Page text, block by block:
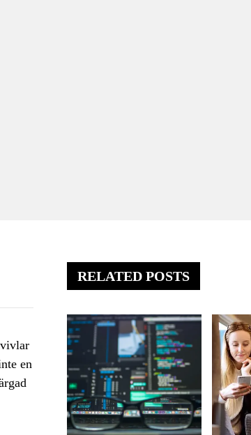
en
RELATED POSTS